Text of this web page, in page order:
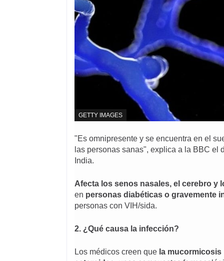
F
U
N
T
D
L
A
I
M
GETTY IMAGES
"Es omnipresente y se encuentra en el
las personas sanas", explica a la BBC el
India.
Afecta los senos nasales, el cerebro y
en personas diabéticas o gravemente
personas con VIH/sida.
2. ¿Qué causa la infección?
Los médicos creen que la